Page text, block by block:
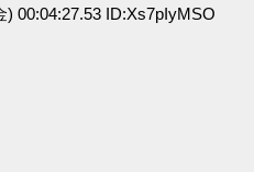
) 00:04:27.53 ID:Xs7pIyMSO